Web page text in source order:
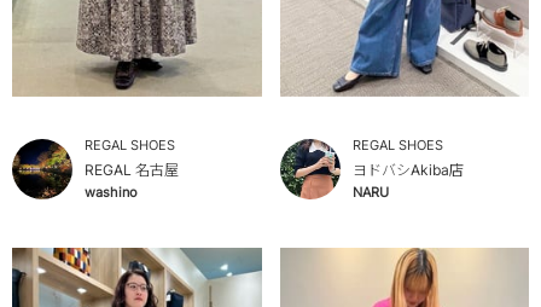
REGAL SHOES
REGAL 名古屋
washino
REGAL SHOES
ヨドバシAkiba店
NARU